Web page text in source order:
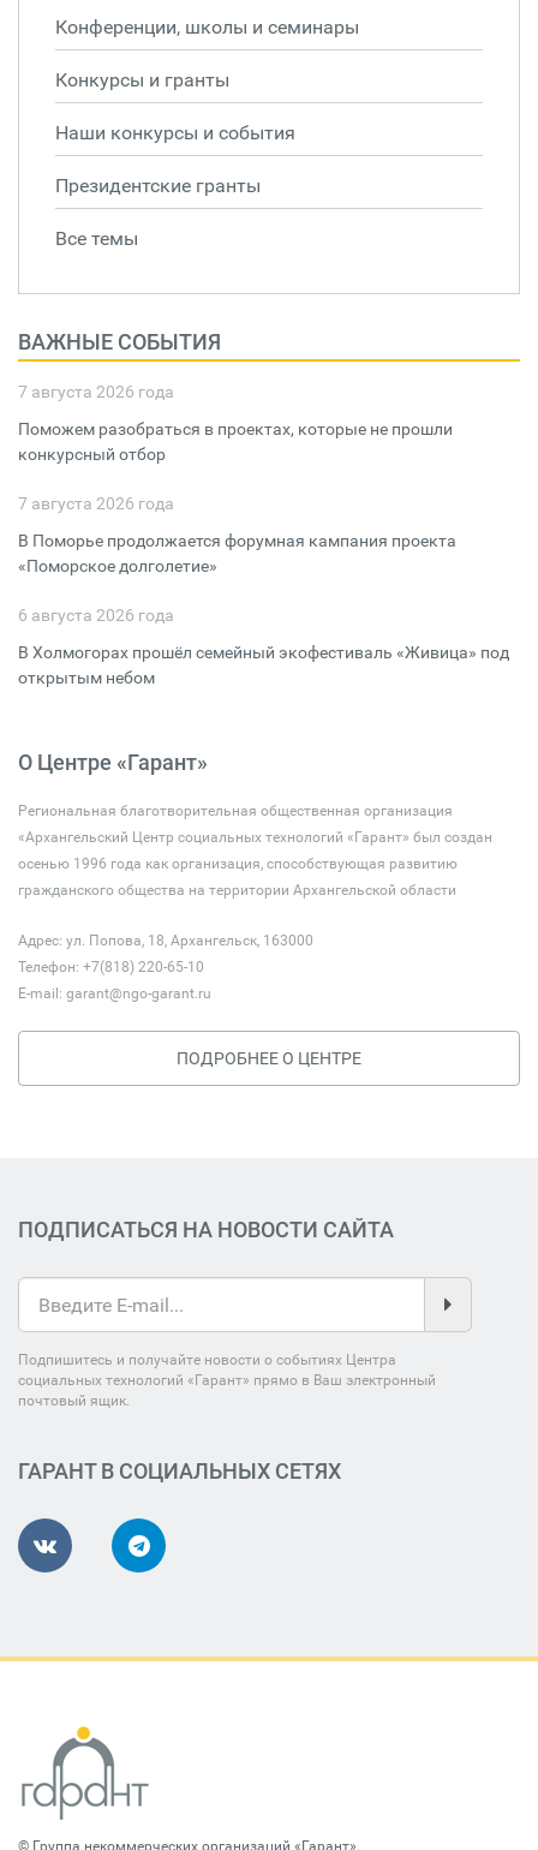
Конференции, школы и семинары
Конкурсы и гранты
Наши конкурсы и события
Президентские гранты
Все темы
ВАЖНЫЕ СОБЫТИЯ
7 августа 2026 года
Поможем разобраться в проектах, которые не прошли
конкурсный отбор
7 августа 2026 года
В Поморье продолжается форумная кампания проекта
«Поморское долголетие»
6 августа 2026 года
В Холмогорах прошёл семейный экофестиваль «Живица» под
открытым небом
О Центре «Гарант»
Региональная благотворительная общественная организация
«Архангельский Центр социальных технологий «Гарант» был создан
осенью 1996 года как организация, способствующая развитию
гражданского общества на территории Архангельской области
Адрес: ул. Попова, 18, Архангельск, 163000
Телефон: +7(818) 220-65-10
E-mail: garant@ngo-garant.ru
ПОДРОБНЕЕ О ЦЕНТРЕ
ПОДПИСАТЬСЯ НА НОВОСТИ САЙТА
Подпишитесь и получайте новости о событиях Центра
социальных технологий «Гарант» прямо в Ваш электронный
почтовый ящик.
ГАРАНТ В СОЦИАЛЬНЫХ СЕТЯХ
© Группа некоммерческих организаций «Гарант».